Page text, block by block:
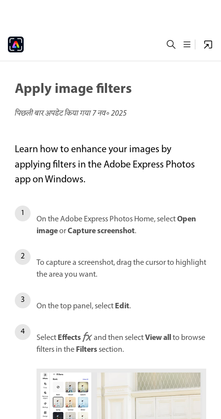
Apply image filters
पिछली बार अपडेट किया गया7 नव॰ 2025
Learn how to enhance your images by
applying filters in the Adobe ExpressPhotos
app on Windows.
On the Adobe Express Photos Home, selectOpen
imageorCapture screenshot.
To capture a screenshot, drag the cursor to highlight
the area you want.
On the top panel, selectEdit.
SelectEffects and then selectView allto browse
filters in theFilterssection.